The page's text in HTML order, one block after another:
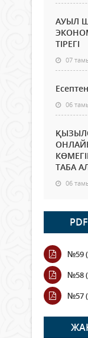
АУЫЛ
ТІРЕГІ
07
06
ТАБА
06
Open
06
Wi-Fi
ӨТЕДІ?
06
№59
№58
№57